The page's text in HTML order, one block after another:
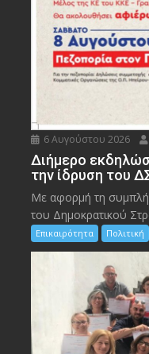
6 Αυγούστου 2026
Διήμερο
την ίδρυση του
Με αφορμή τη
του Δημοκρατικού
Επικαιρότητα Πολιτική